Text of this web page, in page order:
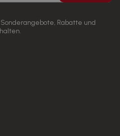
Rabatte und